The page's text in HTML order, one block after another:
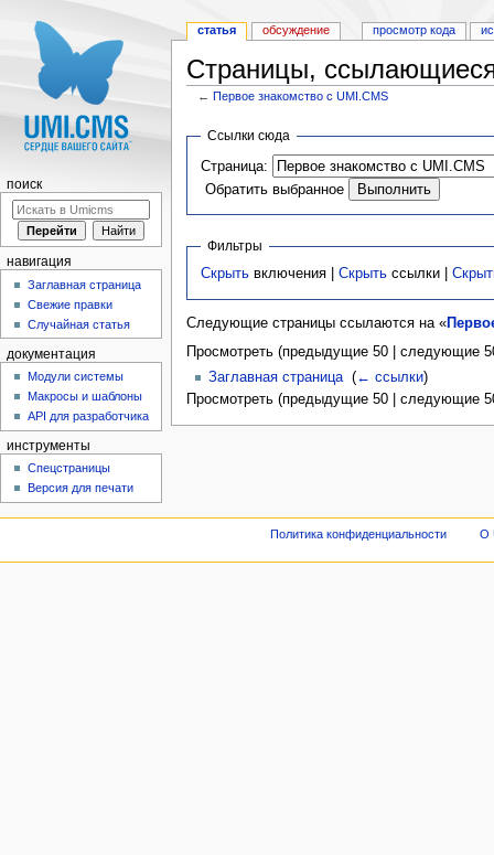
Страницы,
←Первое знакомство с UMI.CMS
Ссылки сюда
Страница:
Обратить выбранное
Фильтры
Скрыть включения |Скрыть ссылки |
Следующие страницы ссылаются на «
Просмотреть (предыдущие 50 | следующие
Заглавная страница‎ (← ссылки)
Просмотреть (предыдущие 50 | следующие
статья обсуждение просмотр кода
поиск
навигация
Заглавная страница
Свежие правки
Случайная статья
документация
Модули системы
Макросы и шаблоны
API для разработчика
инструменты
Спецстраницы
Версия для печати
Политика конфиденциальности О